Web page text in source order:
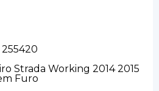
Strada Working 2014 2015
Furo